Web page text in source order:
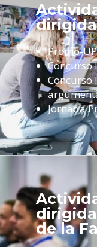
Promo-
Concurso
Jornada
de la